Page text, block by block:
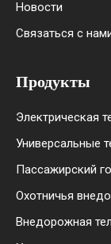
Новости
Связаться с
Продукты
Электрическая
Универсальные
Пассажирский
Охотничья
Внедорожная